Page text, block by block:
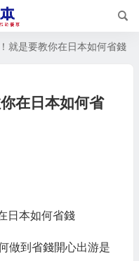
就是要教你在日本如何省錢
在日本如何省
日本如何省錢
做到省錢開心出游是